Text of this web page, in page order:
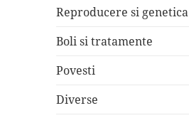
Reproducere si genetica
Boli si tratamente
Povesti
Diverse